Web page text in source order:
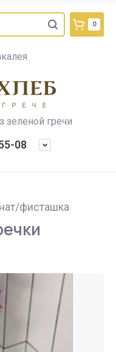
зеленой гречи
08
0
фисташка